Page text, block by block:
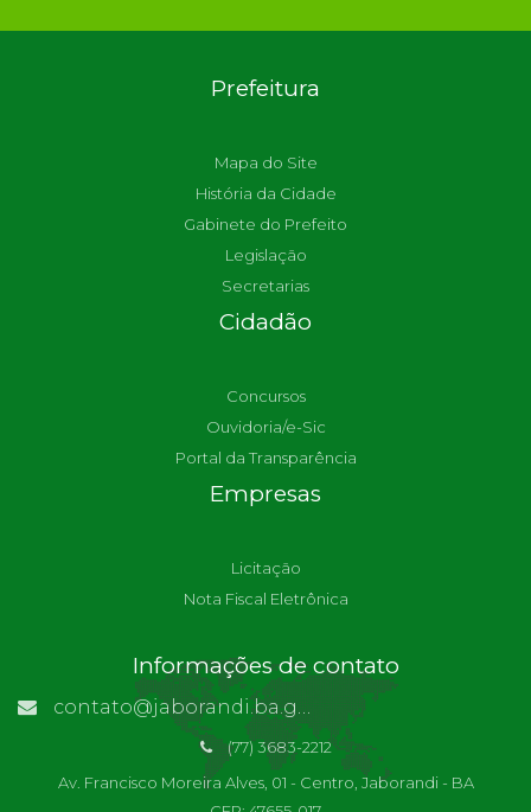
Prefeitura
Mapa do Site
História da Cidade
Gabinete do Prefeito
Legislação
Secretarias
Cidadão
Concursos
Ouvidoria/e-Sic
Portal da Transparência
Empresas
Licitação
Nota Fiscal Eletrônica
Informações de contato
contato@jaborandi.ba.gov.br | Funcionário Responsável: Ronaldo Da Paz Dourado
(77) 3683-2212
Av. Francisco Moreira Alves, 01 - Centro, Jaborandi - BA